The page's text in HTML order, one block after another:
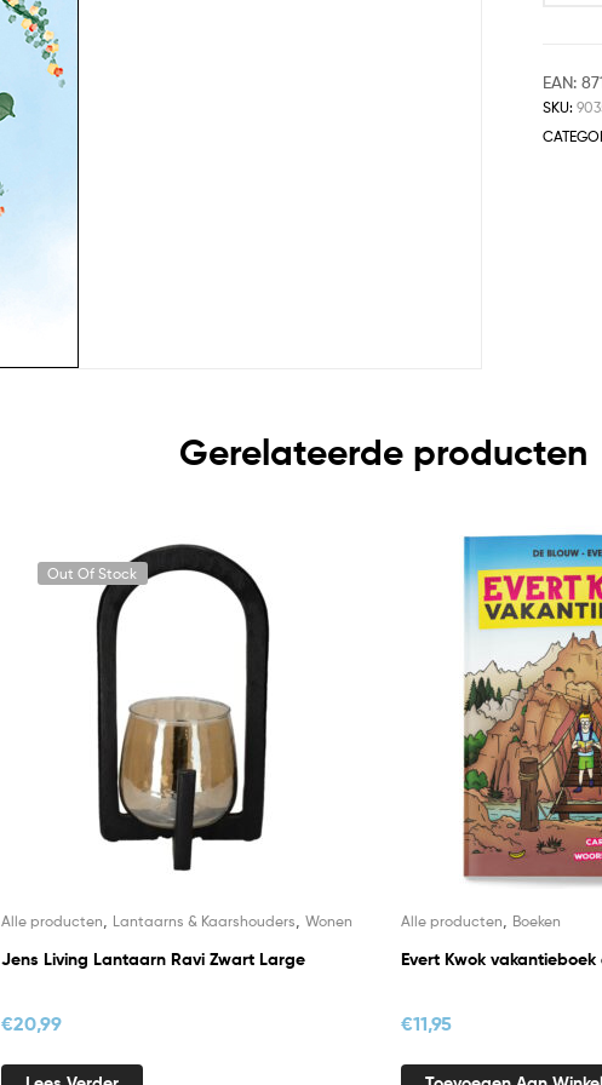
EAN:
SKU:
Gerelateerde producten
Out Of Stock
Alle producten, Lantaarns & Kaarshouders, Wonen
Jens Living Lantaarn Ravi Zwart Large
€20,99
Alle producten, Boeken
Evert Kwok vakantieboek
€11,95